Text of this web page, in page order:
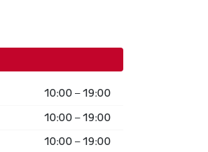
10:00 – 19:00
10:00 – 19:00
10:00 – 19:00